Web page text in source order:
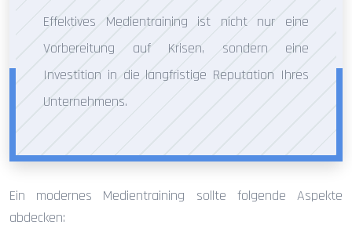
Effektives Medientraining ist nicht nur eine
Vorbereitung auf Krisen, sondern eine
Investition in die langfristige Reputation Ihres
Unternehmens.
Ein modernes Medientraining sollte folgende Aspekte
abdecken: